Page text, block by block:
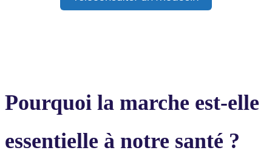
Pourquoi la marche est-elle
essentielle à notre santé ?